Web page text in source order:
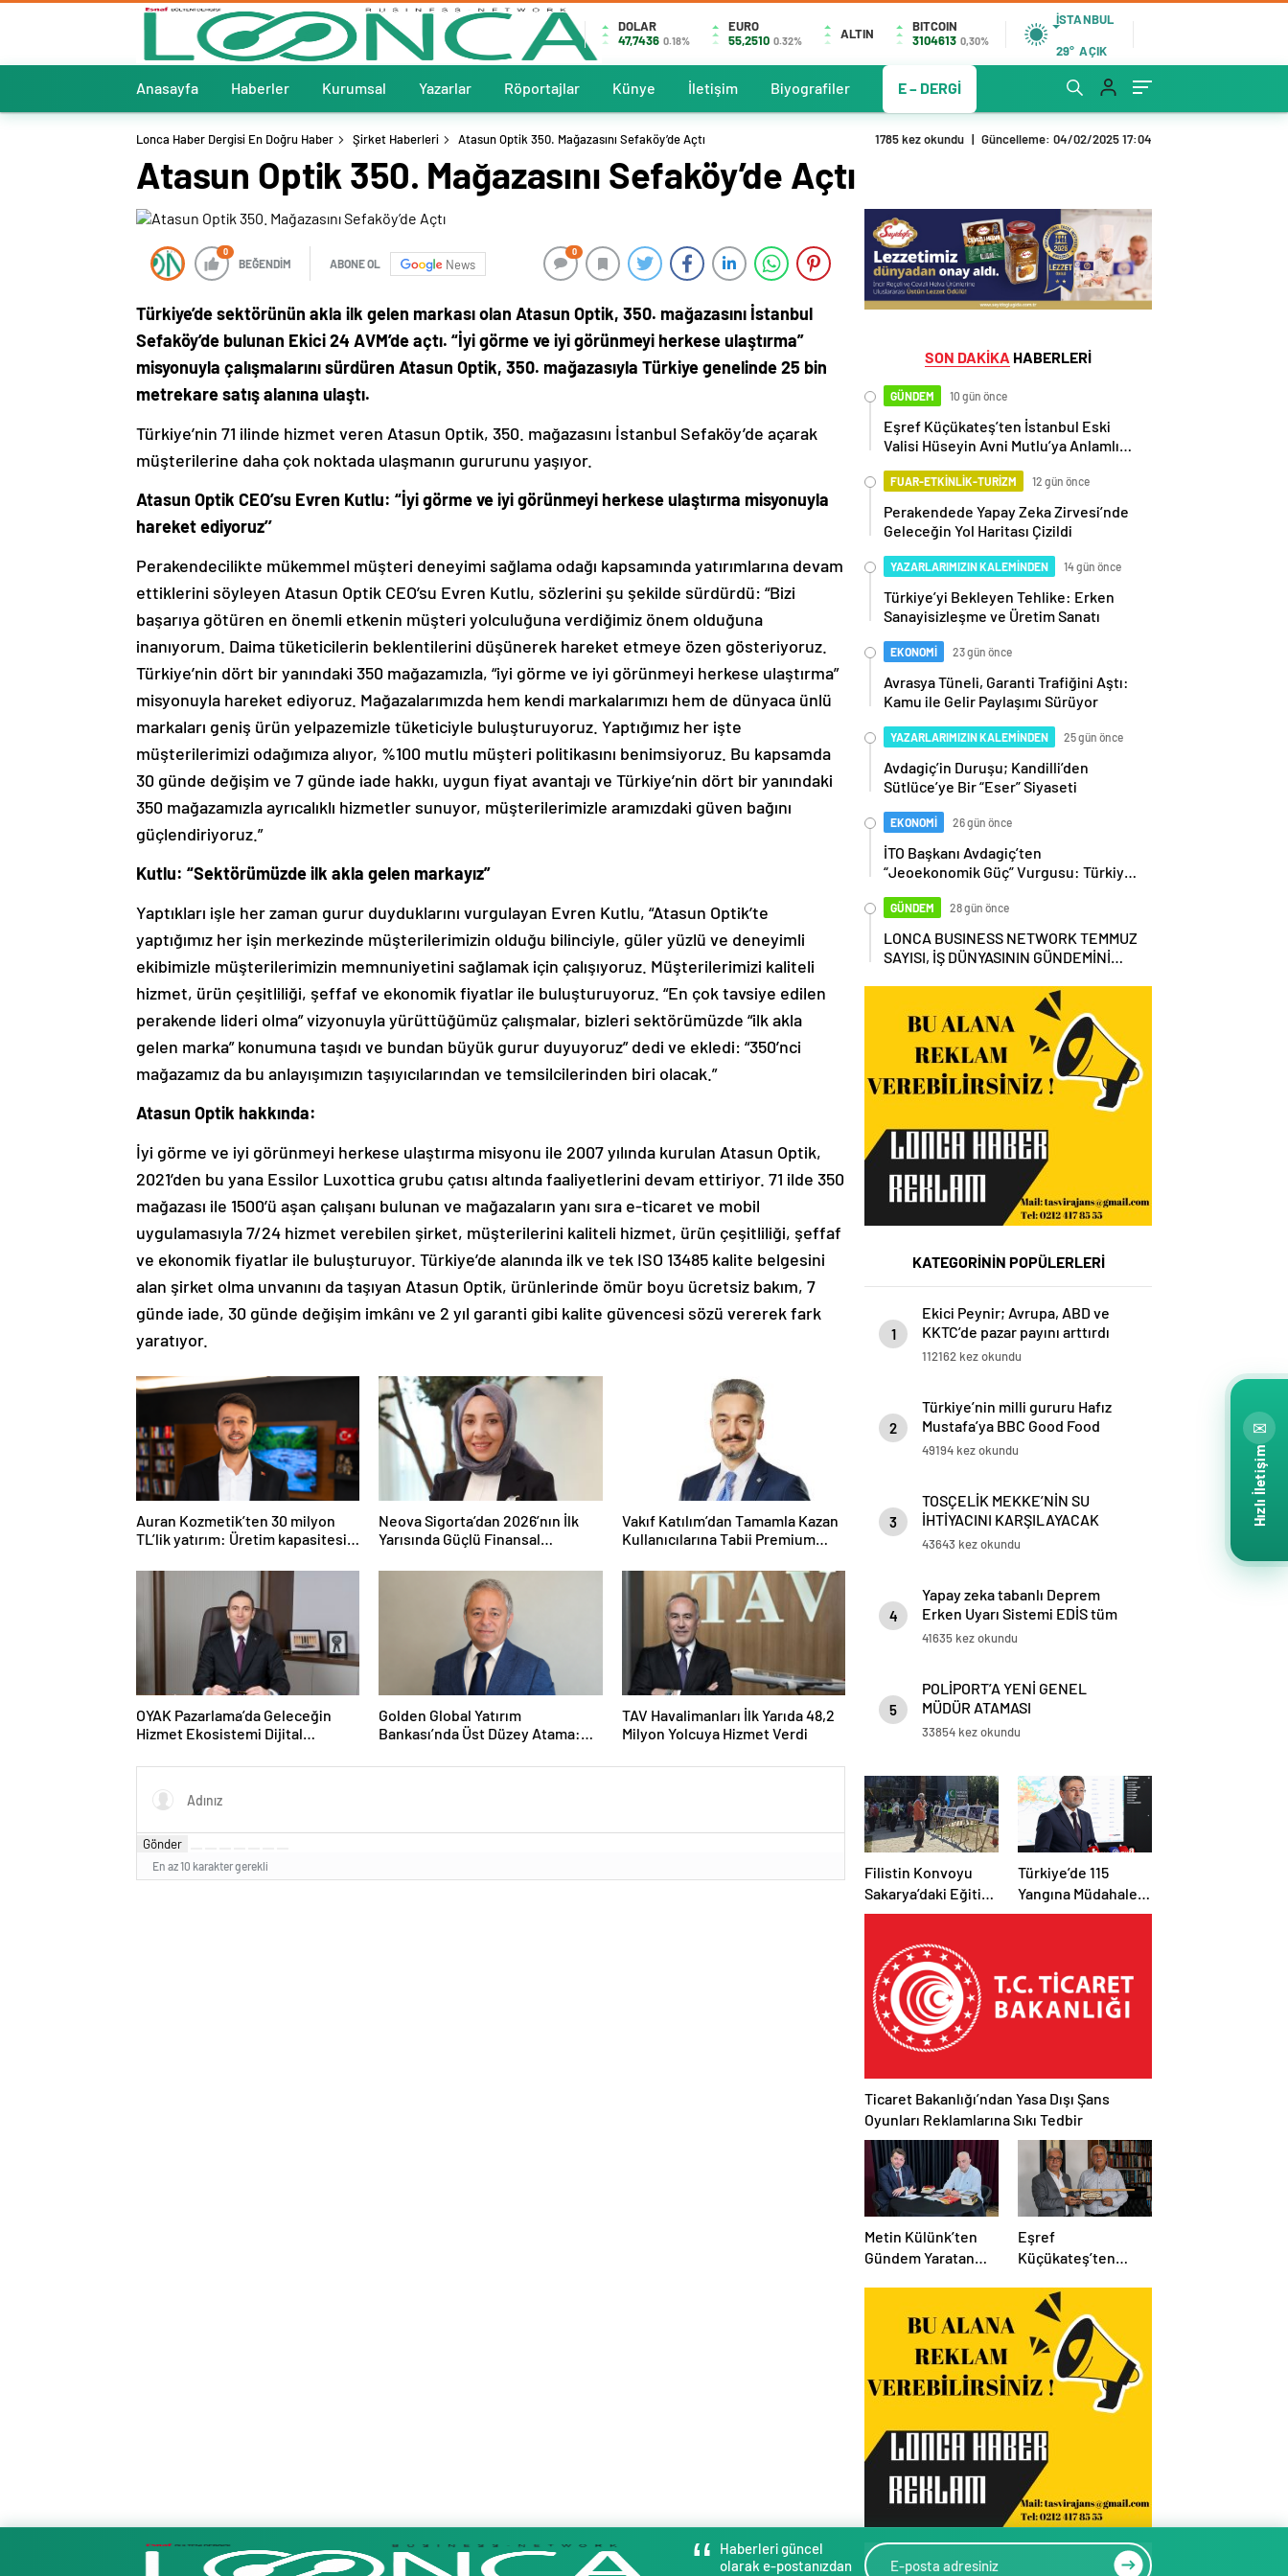
DOLAR
47,7436 0.18%
EURO
55,2510 0.32% ALTIN
BITCOIN
3104613 0,30%
İSTANBUL
29° AÇIK
Anasayfa Haberler Kurumsal Yazarlar Röportajlar Künye İletişim Biyografiler E – DERGİ
Lonca Haber Dergisi En Doğru Haber Şirket Haberleri Atasun Optik 350. Mağazasını Sefaköy’de Açtı 1785 kez okundu | Güncelleme: 04/02/2025 17:04
Atasun Optik 350. Mağazasını Sefaköy’de Açtı
0
BEĞENDİM ABONE OL News
0
Türkiye’de sektörünün akla ilk gelen markası olan Atasun Optik, 350. mağazasını İstanbul
Sefaköy’de bulunan Ekici 24 AVM’de açtı. “İyi görme ve iyi görünmeyi herkese ulaştırma”
misyonuyla çalışmalarını sürdüren Atasun Optik, 350. mağazasıyla Türkiye genelinde 25 bin
metrekare satış alanına ulaştı.
Türkiye’nin 71 ilinde hizmet veren Atasun Optik, 350. mağazasını İstanbul Sefaköy’de açarak
müşterilerine daha çok noktada ulaşmanın gururunu yaşıyor.
Atasun Optik CEO’su Evren Kutlu: “İyi görme ve iyi görünmeyi herkese ulaştırma misyonuyla
hareket ediyoruz’’
Perakendecilikte mükemmel müşteri deneyimi sağlama odağı kapsamında yatırımlarına devam
ettiklerini söyleyen Atasun Optik CEO’su Evren Kutlu, sözlerini şu şekilde sürdürdü: “Bizi
başarıya götüren en önemli etkenin müşteri yolculuğuna verdiğimiz önem olduğuna
inanıyorum. Daima tüketicilerin beklentilerini düşünerek hareket etmeye özen gösteriyoruz.
Türkiye’nin dört bir yanındaki 350 mağazamızla, “iyi görme ve iyi görünmeyi herkese ulaştırma”
misyonuyla hareket ediyoruz. Mağazalarımızda hem kendi markalarımızı hem de dünyaca ünlü
markaları geniş ürün yelpazemizle tüketiciyle buluşturuyoruz. Yaptığımız her işte
müşterilerimizi odağımıza alıyor, %100 mutlu müşteri politikasını benimsiyoruz. Bu kapsamda
30 günde değişim ve 7 günde iade hakkı, uygun fiyat avantajı ve Türkiye’nin dört bir yanındaki
350 mağazamızla ayrıcalıklı hizmetler sunuyor, müşterilerimizle aramızdaki güven bağını
güçlendiriyoruz.”
Kutlu: “Sektörümüzde ilk akla gelen markayız”
Yaptıkları işle her zaman gurur duyduklarını vurgulayan Evren Kutlu, “Atasun Optik’te
yaptığımız her işin merkezinde müşterilerimizin olduğu bilinciyle, güler yüzlü ve deneyimli
ekibimizle müşterilerimizin memnuniyetini sağlamak için çalışıyoruz. Müşterilerimizi kaliteli
hizmet, ürün çeşitliliği, şeffaf ve ekonomik fiyatlar ile buluşturuyoruz. “En çok tavsiye edilen
perakende lideri olma” vizyonuyla yürüttüğümüz çalışmalar, bizleri sektörümüzde “ilk akla
gelen marka” konumuna taşıdı ve bundan büyük gurur duyuyoruz” dedi ve ekledi: “350’nci
mağazamız da bu anlayışımızın taşıyıcılarından ve temsilcilerinden biri olacak.”
Atasun Optik hakkında:
İyi görme ve iyi görünmeyi herkese ulaştırma misyonu ile 2007 yılında kurulan Atasun Optik,
2021’den bu yana Essilor Luxottica grubu çatısı altında faaliyetlerini devam ettiriyor. 71 ilde 350
mağazası ile 1500’ü aşan çalışanı bulunan ve mağazaların yanı sıra e-ticaret ve mobil
uygulamasıyla 7/24 hizmet verebilen şirket, müşterilerini kaliteli hizmet, ürün çeşitliliği, şeffaf
ve ekonomik fiyatlar ile buluşturuyor. Türkiye’de alanında ilk ve tek ISO 13485 kalite belgesini
alan şirket olma unvanını da taşıyan Atasun Optik, ürünlerinde ömür boyu ücretsiz bakım, 7
günde iade, 30 günde değişim imkânı ve 2 yıl garanti gibi kalite güvencesi sözü vererek fark
yaratıyor.
Auran Kozmetik’ten 30 milyon
TL’lik yatırım: Üretim kapasitesi
Neova Sigorta’dan 2026’nın İlk
Yarısında Güçlü Finansal
Vakıf Katılım’dan Tamamla Kazan
Kullanıcılarına Tabii Premium
OYAK Pazarlama’da Geleceğin
Hizmet Ekosistemi Dijital
Golden Global Yatırım
Bankası’nda Üst Düzey Atama:
Üyesi Oldu
TAV Havalimanları İlk Yarıda 48,2
Milyon Yolcuya Hizmet Verdi
Gönder
En az 10 karakter gerekli
SON DAKİKA HABERLERİ
GÜNDEM 10 gün önce
Eşref Küçükateş’ten İstanbul Eski
Valisi Hüseyin Avni Mutlu’ya Anlamlı
FUAR-ETKİNLİK-TURİZM 12 gün önce
Perakendede Yapay Zeka Zirvesi’nde
Geleceğin Yol Haritası Çizildi
YAZARLARIMIZIN KALEMİNDEN 14 gün önce
Türkiye’yi Bekleyen Tehlike: Erken
Sanayisizleşme ve Üretim Sanatı
EKONOMİ 23 gün önce
Avrasya Tüneli, Garanti Trafiğini Aştı:
Kamu ile Gelir Paylaşımı Sürüyor
YAZARLARIMIZIN KALEMİNDEN 25 gün önce
Avdagiç’in Duruşu; Kandilli’den
Sütlüce’ye Bir “Eser” Siyaseti
EKONOMİ 26 gün önce
İTO Başkanı Avdagiç’ten
“Jeoekonomik Güç” Vurgusu: Türkiye,
Olmalı
GÜNDEM 28 gün önce
LONCA BUSINESS NETWORK TEMMUZ
SAYISI, İŞ DÜNYASININ GÜNDEMİNİ
KATEGORİNİN POPÜLERLERİ
1
Ekici Peynir; Avrupa, ABD ve
KKTC’de pazar payını arttırdı
112162 kez okundu
2
Türkiye’nin milli gururu Hafız
Mustafa’ya BBC Good Food
ödülü
49194 kez okundu
3
TOSÇELİK MEKKE’NİN SU
İHTİYACINI KARŞILAYACAK
PROJESİ’NİN BORU TEDARİKİNİ
43643 kez okundu
4
Yapay zeka tabanlı Deprem
Erken Uyarı Sistemi EDİS tüm
Marmara’da kullanılmaya
41635 kez okundu
5
POLİPORT’A YENİ GENEL
MÜDÜR ATAMASI
33854 kez okundu
Filistin Konvoyu
Sakarya’daki Eğitim
Kampını
Etabı Başlıyor
Türkiye’de 115
Yangına Müdahale
Edildi: 110’u Kontrol
Ticaret Bakanlığı’ndan Yasa Dışı Şans
Oyunları Reklamlarına Sıkı Tedbir
Metin Külünk’ten
Gündem Yaratan
Siyasete İlişkin
Mesajlar
Eşref
Küçükateş’ten
Hüseyin Avni
Mutlu’ya Anlamlı
Ziyaret
Haberleri güncel
olarak e-postanızdan
✉
Hızlı İletişim